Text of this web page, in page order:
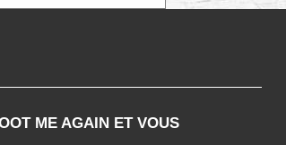
ME AGAIN ET VOUS